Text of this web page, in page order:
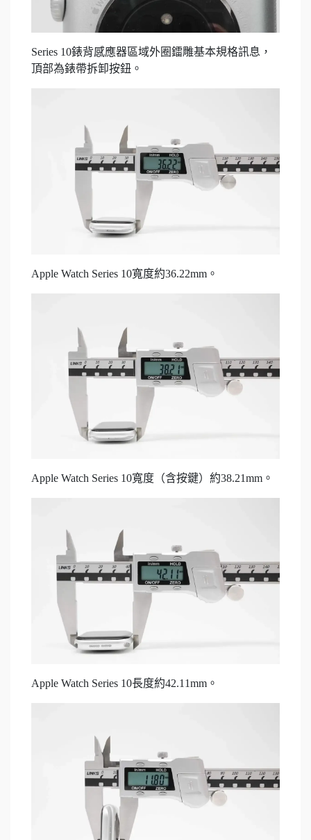
Series 10錶背感應器區域外圈鐳雕基本規格訊息，
頂部為錶帶拆卸按鈕。
Apple Watch Series 10寬度約36.22mm。
Apple Watch Series 10寬度（含按鍵）約38.21mm。
Apple Watch Series 10長度約42.11mm。